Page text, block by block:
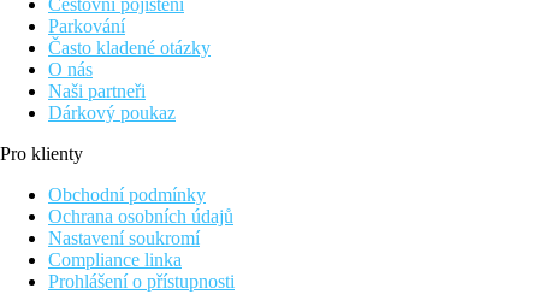
Cestovní pojištění
Parkování
Často kladené otázky
O nás
Naši partneři
Dárkový poukaz
Pro klienty
Obchodní podmínky
Ochrana osobních údajů
Nastavení soukromí
Compliance linka
Prohlášení o přístupnosti